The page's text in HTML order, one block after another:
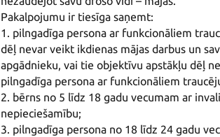
Pakalpojumu ir tiesīga saņemt:
1. pilngadīga persona ar funkcionāliem
dēļ nevar veikt ikdienas mājas darbus un
apgādnieku, vai tie objektīvu apstākļu dēļ
pilngadīga persona ar funkcionāliem
2. bērns no 5 līdz 18 gadu vecumam ar
nepieciešamību;
3. pilngadīga persona no 18 līdz 24 gadu